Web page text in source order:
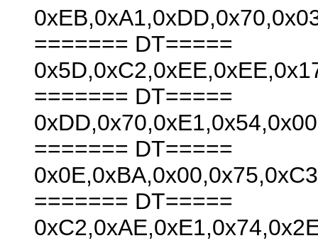
======= DT=====
======= DT=====
======= DT=====
======= DT=====